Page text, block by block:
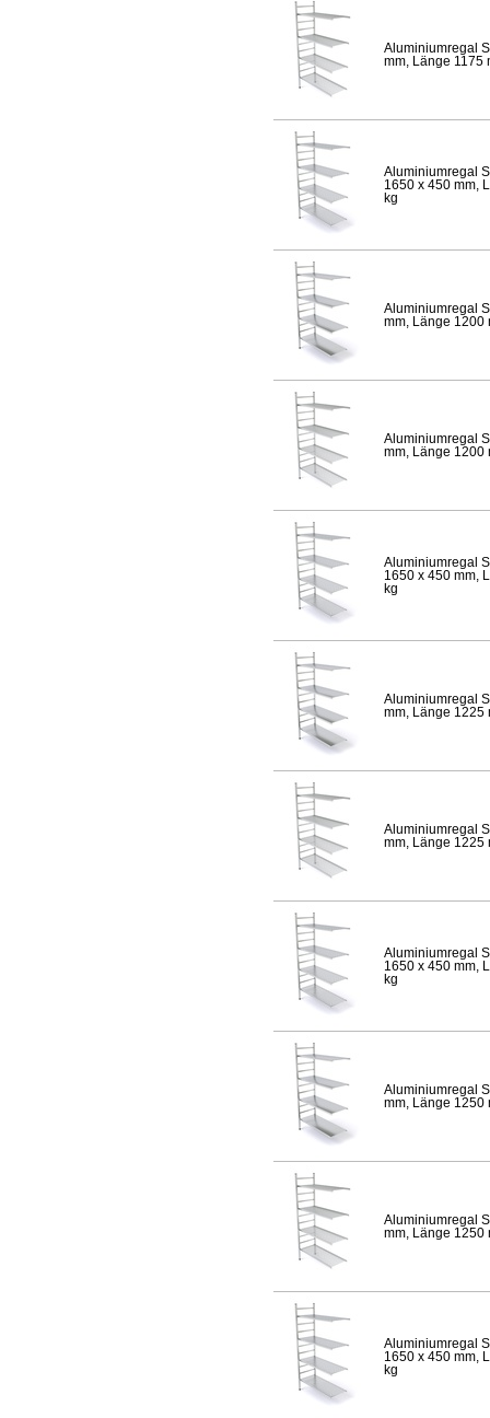
Aluminiumregal
mm, Länge 1175
Aluminiumregal
1650 x 450 mm,
kg
Aluminiumregal
mm, Länge 1200
Aluminiumregal
mm, Länge 1200
Aluminiumregal
1650 x 450 mm,
kg
Aluminiumregal
mm, Länge 1225
Aluminiumregal
mm, Länge 1225
Aluminiumregal
1650 x 450 mm,
kg
Aluminiumregal
mm, Länge 1250
Aluminiumregal
mm, Länge 1250
Aluminiumregal
1650 x 450 mm,
kg